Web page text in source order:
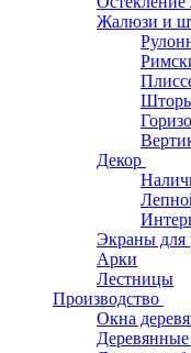
Жалюзи и
Шторы
Декор
Экраны для
Арки
Лестницы
Производство
Окна
Деревянные